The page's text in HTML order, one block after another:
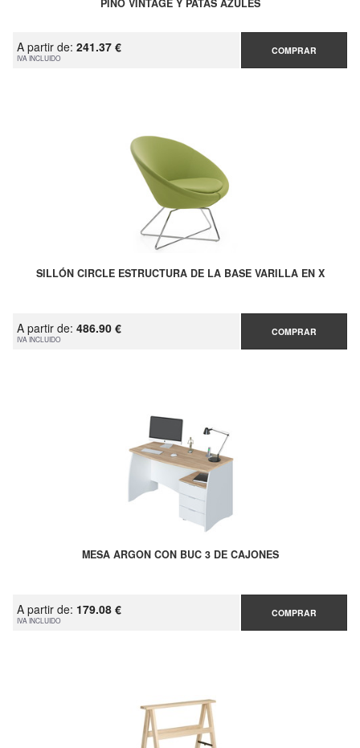
PINO VINTAGE Y PATAS AZULES
A partir de: 241.37 €
IVA INCLUIDO
COMPRAR
SILLÓN CIRCLE ESTRUCTURA DE LA BASE VARILLA EN X
A partir de: 486.90 €
IVA INCLUIDO
COMPRAR
MESA ARGON CON BUC 3 DE CAJONES
A partir de: 179.08 €
IVA INCLUIDO
COMPRAR